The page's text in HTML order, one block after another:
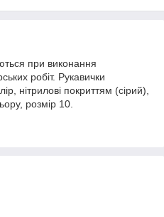
при виконання
робіт. Рукавички
нітрилові покриттям (сірий),
розмір 10.